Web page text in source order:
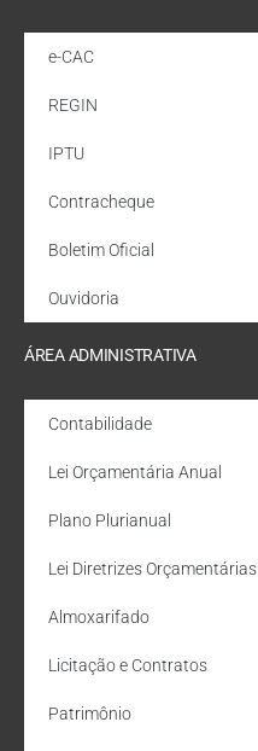
e-CAC
REGIN
IPTU
Contracheque
Boletim Oficial
Ouvidoria
ÁREA ADMINISTRATIVA
Contabilidade
Lei Orçamentária Anual
Plano Plurianual
Lei Diretrizes Orçamentárias
Almoxarifado
Licitação e Contratos
Patrimônio